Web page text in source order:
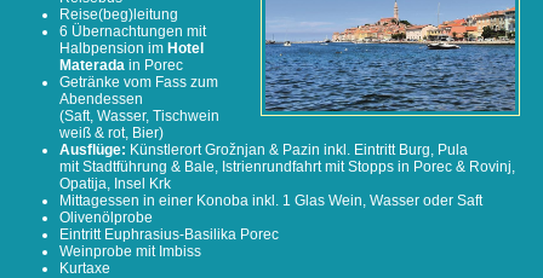
Reise(beg)leitung
6 Übernachtungen mit
Halbpension im Hotel
Materada in Porec
Getränke vom Fass zum
Abendessen
(Saft, Wasser, Tischwein
weiß & rot, Bier)
Ausflüge: Künstlerort Grožnjan & Pazin inkl. Eintritt Burg, Pula
mit Stadtführung & Bale, Istrienrundfahrt mit Stopps in Porec & Rovinj,
Opatija, Insel Krk
Mittagessen in einer Konoba inkl. 1 Glas Wein, Wasser oder Saft
Olivenölprobe
Eintritt Euphrasius-Basilika Porec
Weinprobe mit Imbiss
Kurtaxe